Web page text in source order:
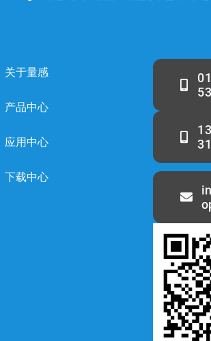
关于量感
产品中心
应用中心
下载中心